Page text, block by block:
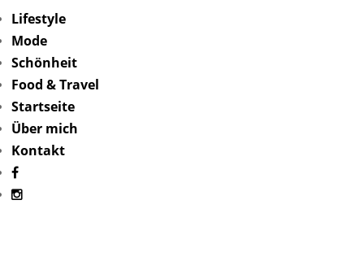
Lifestyle
Mode
Schönheit
Food & Travel
Startseite
Über mich
Kontakt